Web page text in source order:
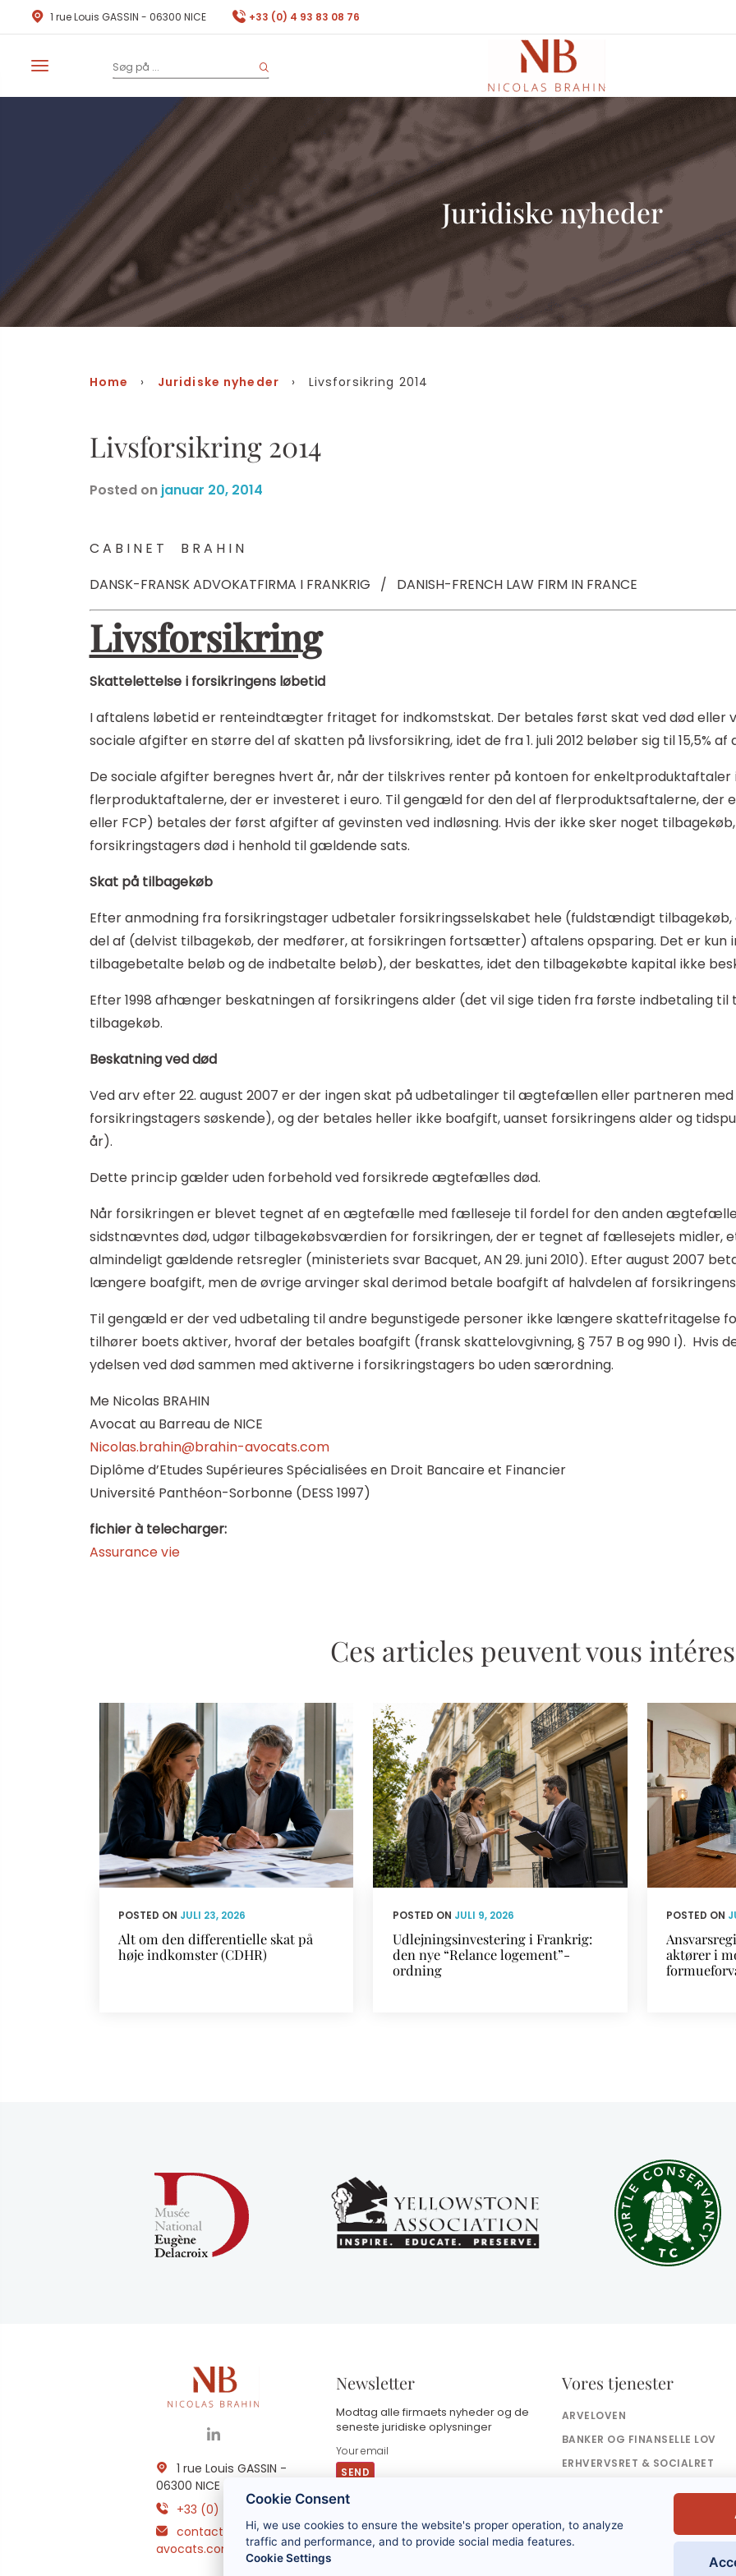
1 rue Louis GASSIN - 06300 NICE +33 (0) 4 93 83 08 76
Juridiske nyheder
Home › Juridiske nyheder › Livsforsikring 2014
Livsforsikring 2014
Posted on januar 20, 2014
C A B I N E T B R A H I N
DANSK-FRANSK ADVOKATFIRMA I FRANKRIG / DANISH-FRENCH LAW FIRM IN FRANCE
Livsforsikring
Skattelettelse i forsikringens løbetid
I aftalens løbetid er renteindtægter fritaget for indkomstskat. Der betales først skat ved død eller
sociale afgifter en større del af skatten på livsforsikring, idet de fra 1. juli 2012 beløber sig til 15,5%
De sociale afgifter beregnes hvert år, når der tilskrives renter på kontoen for enkeltproduktaftaler
flerproduktaftalerne, der er investeret i euro. Til gengæld for den del af flerproduktsaftalerne, der
eller FCP) betales der først afgifter af gevinsten ved indløsning. Hvis der ikke sker noget
forsikringstagers død i henhold til gældende sats.
Skat på tilbagekøb
Efter anmodning fra forsikringstager udbetaler forsikringsselskabet hele (fuldstændigt
del af (delvist tilbagekøb, der medfører, at forsikringen fortsætter) aftalens opsparing. Det er
tilbagebetalte beløb og de indbetalte beløb), der beskattes, idet den tilbagekøbte kapital ikke
Efter 1998 afhænger beskatningen af forsikringens alder (det vil sige tiden fra første indbetaling
tilbagekøb.
Beskatning ved død
Ved arv efter 22. august 2007 er der ingen skat på udbetalinger til ægtefællen eller partneren
forsikringstagers søskende), og der betales heller ikke boafgift, uanset forsikringens alder og
år).
Dette princip gælder uden forbehold ved forsikrede ægtefælles død.
Når forsikringen er blevet tegnet af en ægtefælle med fælleseje til fordel for den anden
sidstnævntes død, udgør tilbagekøbsværdien for forsikringen, der er tegnet af fællesejets midler,
almindeligt gældende retsregler (ministeriets svar Bacquet, AN 29. juni 2010). Efter august 2007
længere boafgift, men de øvrige arvinger skal derimod betale boafgift af halvdelen af
Til gengæld er der ved udbetaling til andre begunstigede personer ikke længere skattefritagelse
tilhører boets aktiver, hvoraf der betales boafgift (fransk skattelovgivning, § 757 B og 990 I). Hvis
ydelsen ved død sammen med aktiverne i forsikringstagers bo uden særordning.
Me Nicolas BRAHIN
Avocat au Barreau de NICE
Nicolas.brahin@brahin-avocats.com
Diplôme d’Etudes Supérieures Spécialisées en Droit Bancaire et Financier
Université Panthéon-Sorbonne (DESS 1997)
fichier à telecharger:
Assurance vie
Ces articles peuvent vous
POSTED ON JULI 23, 2026
Alt om den differentielle skat på
høje indkomster (CDHR)
POSTED ON JULI 9, 2026
Udlejningsinvestering i Frankrig:
den nye “Relance logement”-
ordning
POSTED ON
aktører i
1 rue Louis GASSIN -
06300 NICE
+33 (0) 4 93 83 08 76
contact@brahin-
avocats.com
Newsletter
Modtag alle firmaets nyheder og de
seneste juridiske oplysninger
accepterer jeg, at de indtastede
oplysninger vil blive brugt som en del af
min anmodning og det kommercielle
Vores tjenester
ARVELOVEN
BANKER OG FINANSELLE LOV
ERHVERVSRET & SOCIALRET
Cookie Consent
Hi, we use cookies to ensure the website's proper operation, to analyze
traffic and performance, and to provide social media features.
Cookie Settings